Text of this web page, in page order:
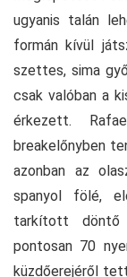
ugyanis talán
formán kívül
szettes, sima
csak valóban a
érkezett.
breakelőnyben
azonban az
spanyol fölé,
tarkított döntő
pontosan 70
küzdőerejéről